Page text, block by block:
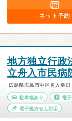
ネット予約
地方独立行政
立舟入市民病
広島県広島市中区舟入幸
駐車場あり 電
電子処方せん対応